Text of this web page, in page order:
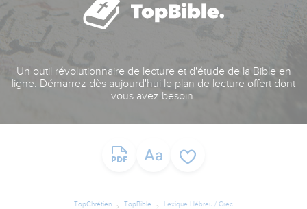
Un outil révolutionnaire de lecture et d'étude de la Bible en
ligne. Démarrez dès aujourd'hui le plan de lecture offert dont
vous avez besoin.
TopChrétien TopBible Lexique Hébreu / Grec